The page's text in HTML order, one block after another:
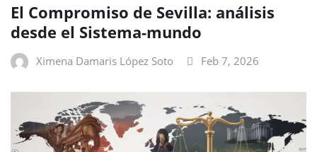
El Compromiso de Sevilla: análisis
desde el Sistema-mundo
Ximena Damaris López Soto Feb 7, 2026